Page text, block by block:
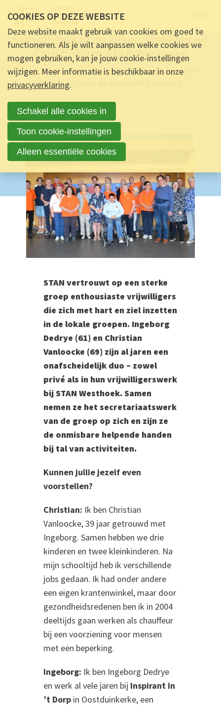
Vrijwilligers in de kijker: Ingeborg en
Christian van STAN Westhoek
‘De glimlach van onze leden na een activiteit –
dat is voor ons de mooiste beloning.’
Ontmoet & Deel
Vrijwilligers in de kijker: Ingeborg en Christian van STAN Westhoek
STAN vertrouwt op een sterke
groep enthousiaste vrijwilligers
die zich met hart en ziel inzetten
in de lokale groepen. Ingeborg
Dedrye (61) en Christian
Vanloocke (69) zijn al jaren een
onafscheidelijk duo – zowel
privé als in hun vrijwilligerswerk
bij STAN Westhoek. Samen
nemen ze het secretariaatswerk
van de groep op zich en zijn ze
de onmisbare helpende handen
bij tal van activiteiten.
Kunnen jullie jezelf even
voorstellen?
Christian: Ik ben Christian
Vanloocke, 39 jaar getrouwd met
Ingeborg. Samen hebben we drie
kinderen en twee kleinkinderen. Na
mijn schooltijd heb ik verschillende
jobs gedaan. Ik had onder andere
een eigen krantenwinkel, maar door
gezondheidsredenen ben ik in 2004
deeltijds gaan werken als chauffeur
bij een voorziening voor mensen
met een beperking.
Ingeborg: Ik ben Ingeborg Dedrye
en werk al vele jaren bij Inspirant in
’t Dorp in Oostduinkerke, een
COOKIES OP DEZE WEBSITE
Deze website maakt gebruik van cookies om goed te
functioneren. Als je wilt aanpassen welke cookies we
mogen gebruiken, kan je jouw cookie-instellingen
wijzigen. Meer informatie is beschikbaar in onze
privacyverklaring.
Schakel alle cookies in
Toon cookie-instellingen
Alleen essentiële cookies